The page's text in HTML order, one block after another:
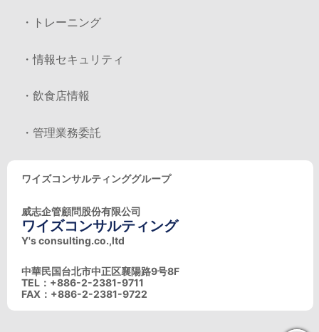
・トレーニング
・情報セキュリティ
・飲食店情報
・管理業務委託
ワイズコンサルティンググループ
威志企管顧問股份有限公司
ワイズコンサルティング
Y's consulting.co.,ltd
中華民国台北市中正区襄陽路9号8F
TEL：+886-2-2381-9711
FAX：+886-2-2381-9722